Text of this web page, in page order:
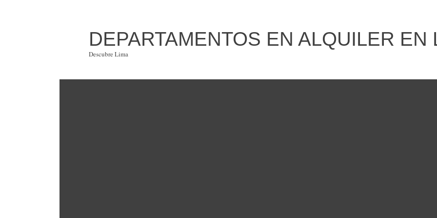
DEPARTAMENTOS EN ALQUILER EN
Descubre Lima